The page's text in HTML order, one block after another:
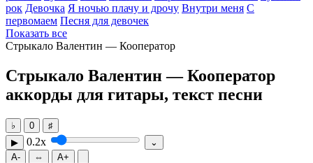
рок Девочка Я ночью плачу и дрочу Внутри меня С
первомаем Песня для девочек
Показать все
Стрыкало Валентин — Кооператор
Стрыкало Валентин — Кооператор
аккорды для гитары, текст песни
♭ 0
♯
▶
0.2x
⌄
A-
⇔ A+